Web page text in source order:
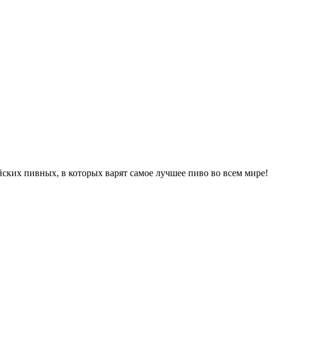
пивных, в которых варят самое лучшее пиво во всем мире!